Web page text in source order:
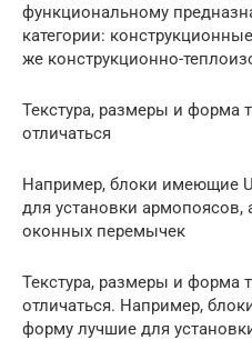
функциональному
категории:
же конструкционно-
Текстура, размеры и форма
отличаться
Например, блоки имеющие
для установки армопоясов,
оконных перемычек
Текстура, размеры и форма
отличаться. Например,
форму лучшие для